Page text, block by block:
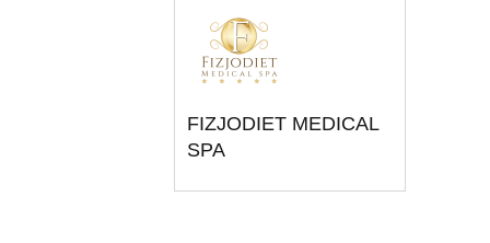
FIZJODIET MEDICAL
SPA